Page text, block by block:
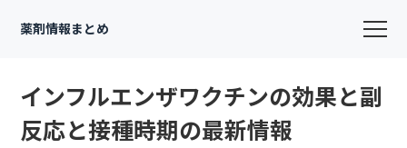
薬剤情報まとめ
インフルエンザワクチンの効果と副
反応と接種時期の最新情報